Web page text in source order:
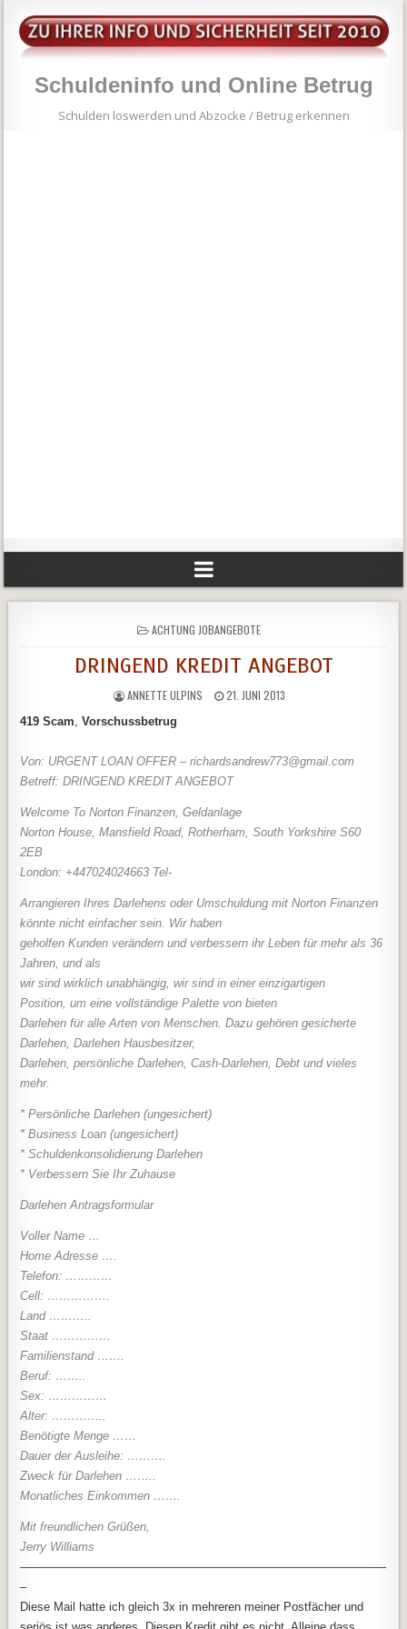
Schuldeninfo und Online Betrug
Schulden loswerden und Abzocke / Betrug erkennen
POSTED
IN
ACHTUNG JOBANGEBOTE
DRINGEND KREDIT ANGEBOT
ANNETTE ULPINS 21. JUNI 2013
419 Scam Vorschussbetrug
Von: URGENT LOAN OFFER – richardsandrew773@gmail.com
Betreff: DRINGEND KREDIT ANGEBOT
Welcome To Norton Finanzen, Geldanlage
Norton House, Mansfield Road, Rotherham, South Yorkshire S60
2EB
London: +447024024663 Tel-
Arrangieren Ihres Darlehens oder Umschuldung mit Norton Finanzen
könnte nicht einfacher sein. Wir haben
geholfen Kunden verändern und verbessern ihr Leben für mehr als 36
Jahren, und als
wir sind wirklich unabhängig, wir sind in einer einzigartigen
Position, um eine vollständige Palette von bieten
Darlehen für alle Arten von Menschen. Dazu gehören gesicherte
Darlehen, Darlehen Hausbesitzer,
Darlehen, persönliche Darlehen, Cash-Darlehen, Debt und vieles
mehr.
* Persönliche Darlehen (ungesichert)
* Business Loan (ungesichert)
* Schuldenkonsolidierung Darlehen
* Verbessern Sie Ihr Zuhause
Darlehen Antragsformular
Voller Name …
Home Adresse ….
Telefon: …………
Cell: …………….
Land ………..
Staat ……………
Familienstand …….
Beruf: ……..
Sex: ……………
Alter: …………..
Benötigte Menge ……
Dauer der Ausleihe: ……….
Zweck für Darlehen ……..
Monatliches Einkommen …….
Mit freundlichen Grüßen,
Jerry Williams
———————————————————————————————
–
Diese Mail hatte ich gleich 3x in mehreren meiner Postfächer und